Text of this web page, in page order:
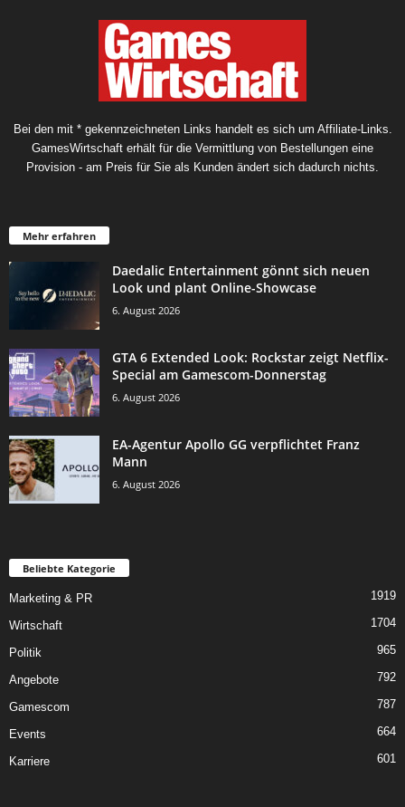
Bei den mit * gekennzeichneten Links handelt es sich um Affiliate-Links.
GamesWirtschaft erhält für die Vermittlung von Bestellungen eine
Provision - am Preis für Sie als Kunden ändert sich dadurch nichts.
Mehr erfahren
Daedalic Entertainment gönnt sich neuen
Look und plant Online-Showcase
6. August 2026
GTA 6 Extended Look: Rockstar zeigt Netflix-
Special am Gamescom-Donnerstag
6. August 2026
EA-Agentur Apollo GG verpflichtet Franz
Mann
6. August 2026
Beliebte Kategorie
Marketing & PR 1919
Wirtschaft 1704
Politik 965
Angebote 792
Gamescom 787
Events 664
Karriere 601